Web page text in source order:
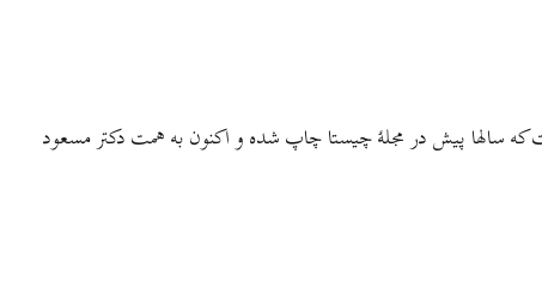
سالها پیش در مجلهٔ چیستا چاپ شده و اکنون به همت دکتر مسعود